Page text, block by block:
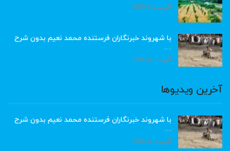
آگوست 8, 2026
با شهروند خبرنگاران فرستنده محمد نعیم بدون شرح
…
آگوست 8, 2026
آخرین ویدیوها
با شهروند خبرنگاران فرستنده محمد نعیم بدون شرح
…
آگوست 8, 2026